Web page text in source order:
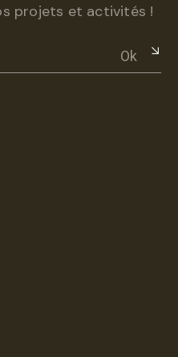
projets et activités !
Ok